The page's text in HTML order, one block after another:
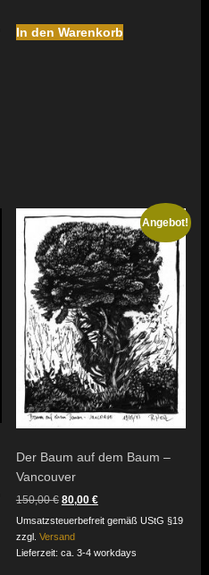
In den Warenkorb
Angebot!
Der Baum auf dem Baum –
Vancouver
150,00€ Ursprünglicher
war:
150,00 €
80,00 €Aktueller
ist:
Umsatzsteuerbefreit gemäß UStG §19
zzgl. Versand
Lieferzeit: ca. 3-4 workdays